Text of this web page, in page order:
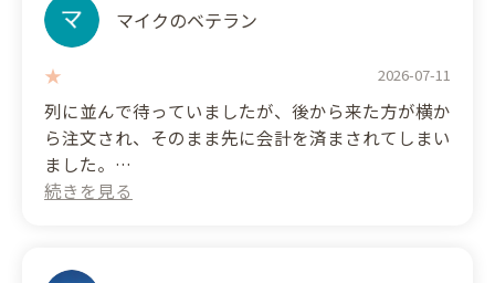
マイクのベテラン
2026-07-11
列に並んで待っていましたが、後から来た方が横か
ら注文され、そのまま先に会計を済まされてしまい
ました。
店員さんも気づいている様子でしたが、順番の確認
楽しみにしていたケーキの味も期待していたほどで